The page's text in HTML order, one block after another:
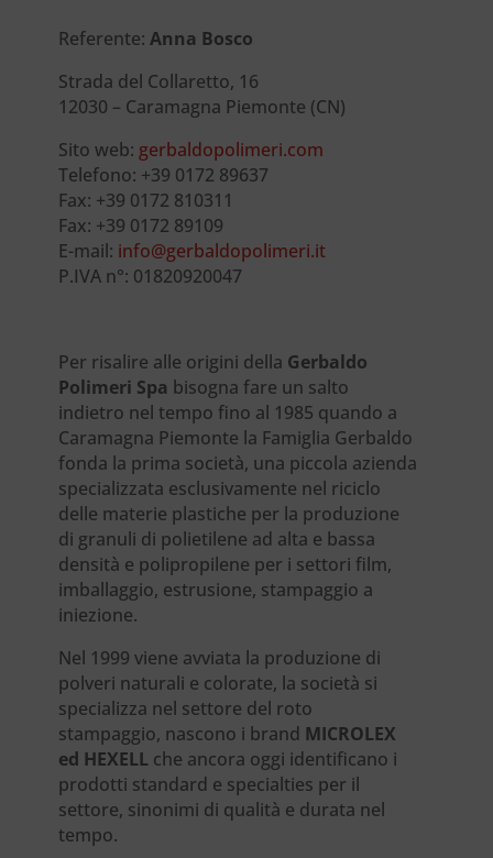
Referente:Anna Bosco
Strada del Collaretto, 16
12030 – Caramagna Piemonte (CN)
Sito web: gerbaldopolimeri.com
Telefono: +39 0172 89637
Fax: +39 0172 810311
Fax: +39 0172 89109
E-mail: info@gerbaldopolimeri.it
P.IVA n°: 01820920047
Per risalire alle origini della Gerbaldo
Polimeri Spa bisogna fare un salto
indietro nel tempo fino al 1985 quando a
Caramagna Piemonte la Famiglia Gerbaldo
fonda la prima società, una piccola azienda
specializzata esclusivamente nel riciclo
delle materie plastiche per la produzione
di granuli di polietilene ad alta e bassa
densità e polipropilene per i settori film,
imballaggio, estrusione, stampaggio a
iniezione.
Nel 1999 viene avviata la produzione di
polveri naturali e colorate, la società si
specializza nel settore del roto
stampaggio, nascono i brand MICROLEX
ed HEXELL che ancora oggi identificano i
prodotti standard e specialties per il
settore, sinonimi di qualità e durata nel
tempo.